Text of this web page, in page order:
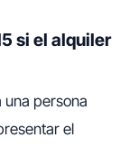
si el alquiler
una persona
el